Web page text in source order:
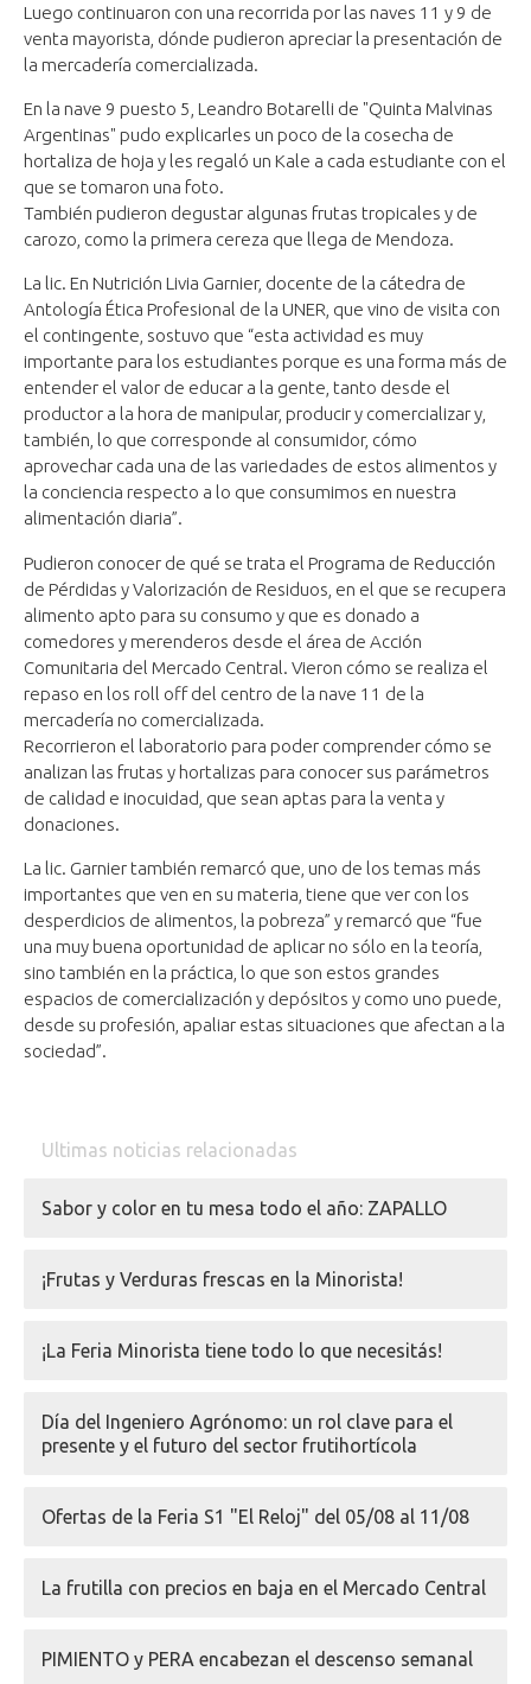
Luego continuaron con una recorrida por las naves 11 y 9 de
venta mayorista, dónde pudieron apreciar la presentación de
la mercadería comercializada.
En la nave 9 puesto 5, Leandro Botarelli de "Quinta Malvinas
Argentinas" pudo explicarles un poco de la cosecha de
hortaliza de hoja y les regaló un Kale a cada estudiante con el
que se tomaron una foto.
También pudieron degustar algunas frutas tropicales y de
carozo, como la primera cereza que llega de Mendoza.
La lic. En Nutrición Livia Garnier, docente de la cátedra de
Antología Ética Profesional de la UNER, que vino de visita con
el contingente, sostuvo que “esta actividad es muy
importante para los estudiantes porque es una forma más de
entender el valor de educar a la gente, tanto desde el
productor a la hora de manipular, producir y comercializar y,
también, lo que corresponde al consumidor, cómo
aprovechar cada una de las variedades de estos alimentos y
la conciencia respecto a lo que consumimos en nuestra
alimentación diaria”.
Pudieron conocer de qué se trata el Programa de Reducción
de Pérdidas y Valorización de Residuos, en el que se recupera
alimento apto para su consumo y que es donado a
comedores y merenderos desde el área de Acción
Comunitaria del Mercado Central. Vieron cómo se realiza el
repaso en los roll off del centro de la nave 11 de la
mercadería no comercializada.
Recorrieron el laboratorio para poder comprender cómo se
analizan las frutas y hortalizas para conocer sus parámetros
de calidad e inocuidad, que sean aptas para la venta y
donaciones.
La lic. Garnier también remarcó que, uno de los temas más
importantes que ven en su materia, tiene que ver con los
desperdicios de alimentos, la pobreza” y remarcó que “fue
una muy buena oportunidad de aplicar no sólo en la teoría,
sino también en la práctica, lo que son estos grandes
espacios de comercialización y depósitos y como uno puede,
desde su profesión, apaliar estas situaciones que afectan a la
sociedad”.
Ultimas noticias relacionadas
Sabor y color en tu mesa todo el año: ZAPALLO
¡Frutas y Verduras frescas en la Minorista!
¡La Feria Minorista tiene todo lo que necesitás!
Día del Ingeniero Agrónomo: un rol clave para el
presente y el futuro del sector frutihortícola
Ofertas de la Feria S1 "El Reloj" del 05/08 al 11/08
La frutilla con precios en baja en el Mercado Central
PIMIENTO y PERA encabezan el descenso semanal